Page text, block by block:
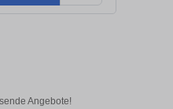
Angebote!